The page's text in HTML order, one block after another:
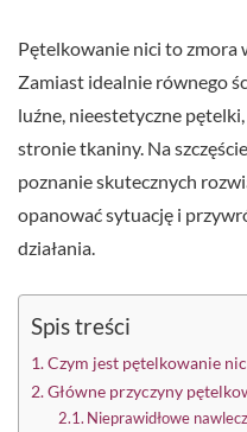
Pętelkowanie nici to zmora
Zamiast idealnie równego
luźne, nieestetyczne
stronie tkaniny. Na
poznanie skutecznych
opanować sytuację i
działania.
Spis treści
Czym jest pętelkowanie
Główne przyczyny
Nieprawidłowe